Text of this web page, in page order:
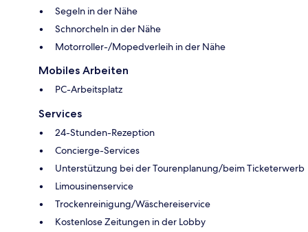
Segeln in der Nähe
Schnorcheln in der Nähe
Motorroller-/Mopedverleih in der Nähe
Mobiles Arbeiten
PC-Arbeitsplatz
Services
24-Stunden-Rezeption
Concierge-Services
Unterstützung bei der Tourenplanung/beim Ticketerwerb
Limousinenservice
Trockenreinigung/Wäschereiservice
Kostenlose Zeitungen in der Lobby